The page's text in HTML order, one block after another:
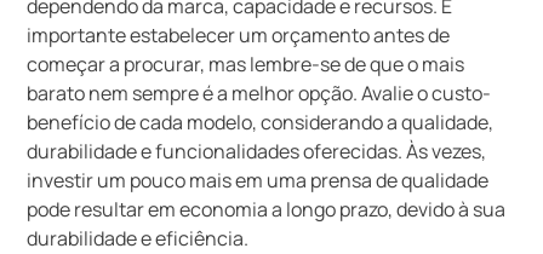
dependendo da marca, capacidade e recursos. É
importante estabelecer um orçamento antes de
começar a procurar, mas lembre-se de que o mais
barato nem sempre é a melhor opção. Avalie o custo-
benefício de cada modelo, considerando a qualidade,
durabilidade e funcionalidades oferecidas. Às vezes,
investir um pouco mais em uma prensa de qualidade
pode resultar em economia a longo prazo, devido à sua
durabilidade e eficiência.